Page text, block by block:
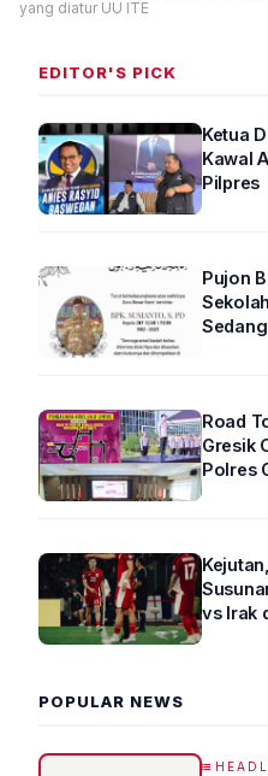
yang diatur UU ITE
EDITOR'S PICK
Ketua
Kawal
Pilpres
Pujon Berduka,
Road
Gresik
Polres
vs Irak
POPULAR NEWS